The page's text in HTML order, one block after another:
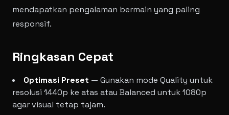
mendapatkan pengalaman bermain yang paling
responsif.
Ringkasan Cepat
Optimasi Preset — Gunakan mode Quality untuk
resolusi 1440p ke atas atau Balanced untuk 1080p
agar visual tetap tajam.